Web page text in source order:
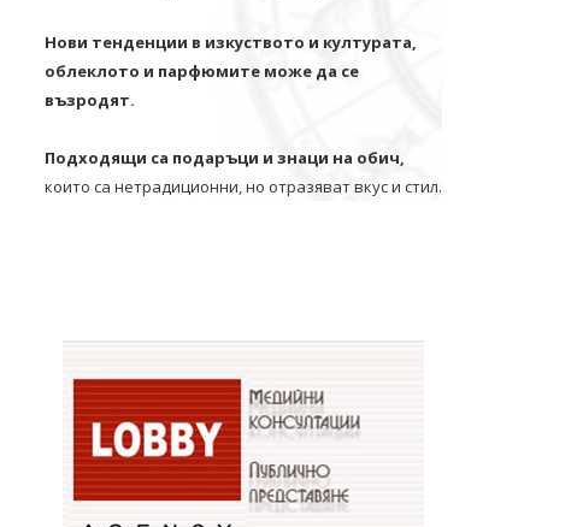
Нови тенденции в изкуството и културата,
облеклото и парфюмите може да се
възродят.
Подходящи са подаръци и знаци на обич,
които са нетрадиционни, но отразяват вкус и стил.